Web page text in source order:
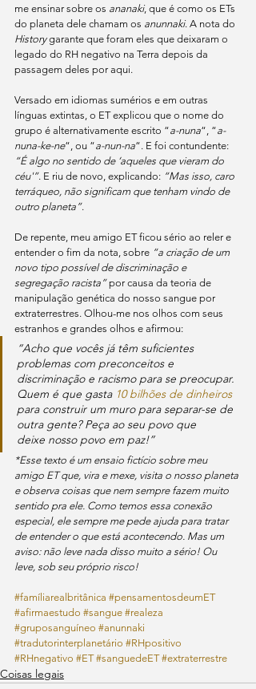
me ensinar sobre os ananaki, que é como os ETs
do planeta dele chamam os anunnaki. A nota do
History garante que foram eles que deixaram o
legado do RH negativo na Terra depois da
passagem deles por aqui.
Versado em idiomas sumérios e em outras
línguas extintas, o ET explicou que o nome do
grupo é alternativamente escrito “a-nuna“, “a-
nuna-ke-ne“, ou “a-nun-na“. E foi contundente:
“É algo no sentido de ‘aqueles que vieram do
céu'”. E riu de novo, explicando: “Mas isso, caro
terráqueo, não significam que tenham vindo de
outro planeta”.
De repente, meu amigo ET ficou sério ao reler e
entender o fim da nota, sobre “a criação de um
novo tipo possível de discriminação e
segregação racista” por causa da teoria de
manipulação genética do nosso sangue por
extraterrestres. Olhou-me nos olhos com seus
estranhos e grandes olhos e afirmou:
“Acho que vocês já têm suficientes
problemas com preconceitos e
discriminação e racismo para se preocupar.
Quem é que gasta 10 bilhões de dinheiros
para construir um muro para separar-se de
outra gente? Peça ao seu povo que
deixe nosso povo em paz!”
*Esse texto é um ensaio fictício sobre meu
amigo ET que, vira e mexe, visita o nosso planeta
e observa coisas que nem sempre fazem muito
sentido pra ele. Como temos essa conexão
especial, ele sempre me pede ajuda para tratar
de entender o que está acontecendo. Mas um
aviso: não leve nada disso muito a sério! Ou
leve, sob seu próprio risco!
#famíliarealbritânica #pensamentosdeumET
#afirmaestudo #sangue #realeza
#gruposanguíneo #anunnaki
#tradutorinterplanetário #RHpositivo
#RHnegativo #ET #sanguedeET #extraterrestre
Coisas legais